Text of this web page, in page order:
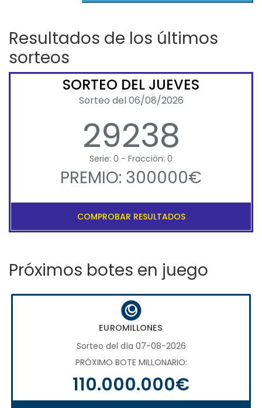
Resultados de los últimos
sorteos
SORTEO DEL JUEVES
Sorteo del 06/08/2026
29238
Serie: 0 - Fracción: 0
PREMIO: 300000€
COMPROBAR RESULTADOS
Próximos botes en juego
EUROMILLONES
Sorteo del día 07-08-2026
PRÓXIMO BOTE MILLONARIO:
110.000.000€